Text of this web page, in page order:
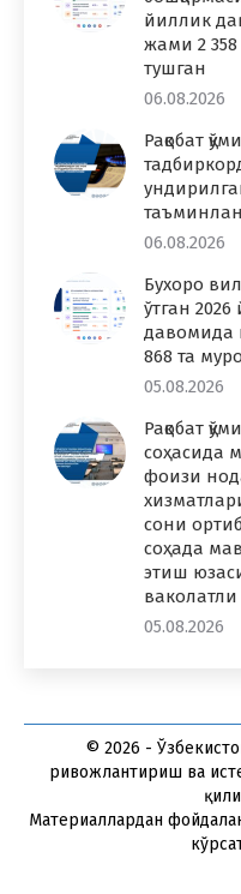
йиллик
жами 2
тушган
06.08.2026
Рақобат
06.08.2026
Бухоро
ўтган
давомида
868 та
05.08.2026
Рақобат
соҳасида
фоизи
сони
соҳада
этиш
05.08.2026
© 2026 -
ривожлантириш ва
Материаллардан